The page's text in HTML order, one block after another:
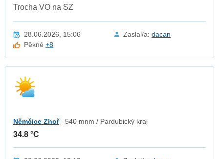
Trocha VO na SZ
28.06.2026, 15:06 Zaslal/a: dacan
Pěkné+8
Němčice Zhoř 540 mnm / Pardubický kraj
34.8 °C